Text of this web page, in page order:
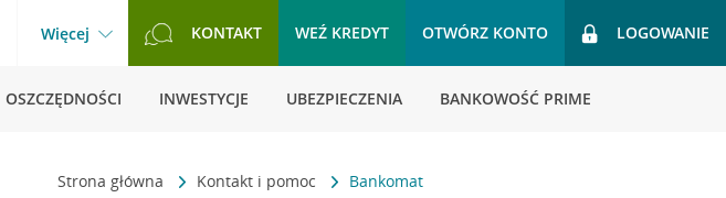
Więcej KONTAKT WEŹ KREDYT OTWÓRZ KONTO LOGOWANIE
OSZCZĘDNOŚCI INWESTYCJE UBEZPIECZENIA BANKOWOŚĆ PRIME
Strona główna Kontakt i pomoc Bankomat